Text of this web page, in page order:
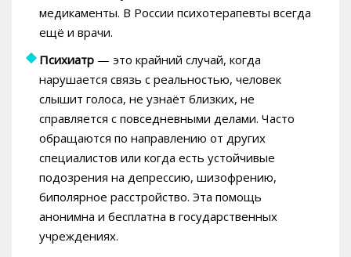
медикаменты. В России психотерапевты всегда
ещё и врачи.
Психиатр — это крайний случай, когда
нарушается связь с реальностью, человек
слышит голоса, не узнаёт близких, не
справляется с повседневными делами. Часто
обращаются по направлению от других
специалистов или когда есть устойчивые
подозрения на депрессию, шизофрению,
биполярное расстройство. Эта помощь
анонимна и бесплатна в государственных
учреждениях.